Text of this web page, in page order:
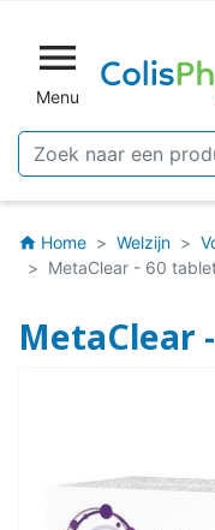

Menu
home Home Welzijn
MetaClear - 60
MetaClear